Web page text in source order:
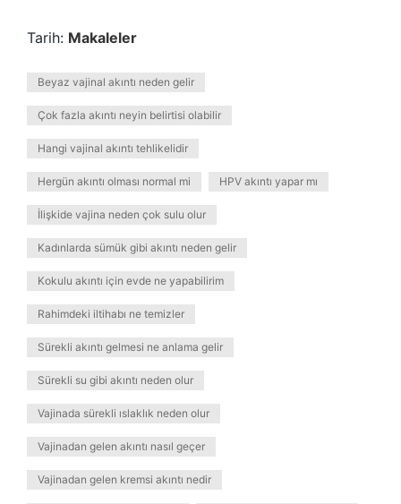
Tarih: Makaleler
Beyaz vajinal akıntı neden gelir
Çok fazla akıntı neyin belirtisi olabilir
Hangi vajinal akıntı tehlikelidir
Hergün akıntı olması normal mi HPV akıntı yapar mı
İlişkide vajina neden çok sulu olur
Kadınlarda sümük gibi akıntı neden gelir
Kokulu akıntı için evde ne yapabilirim
Rahimdeki iltihabı ne temizler
Sürekli akıntı gelmesi ne anlama gelir
Sürekli su gibi akıntı neden olur
Vajinada sürekli ıslaklık neden olur
Vajinadan gelen akıntı nasıl geçer
Vajinadan gelen kremsi akıntı nedir